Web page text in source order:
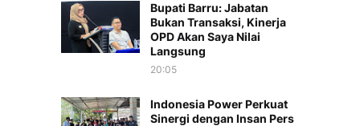
Bupati Barru: Jabatan
Bukan Transaksi, Kinerja
OPD Akan Saya Nilai
Langsung
20:05
Indonesia Power Perkuat
Sinergi dengan Insan Pers